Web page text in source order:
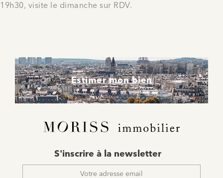
19h30, visite le dimanche sur RDV.
Estimer mon bien
mail
S'inscrire à la newsletter